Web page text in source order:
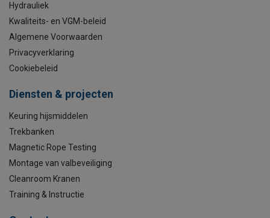
Hydrauliek
Kwaliteits- en VGM-beleid
Algemene Voorwaarden
Privacyverklaring
Cookiebeleid
Diensten & projecten
Keuring hijsmiddelen
Trekbanken
Magnetic Rope Testing
Montage van valbeveiliging
Cleanroom Kranen
Training & Instructie